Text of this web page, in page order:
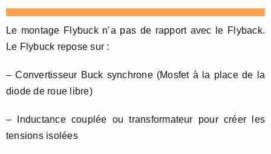
Le montage Flybuck n’a pas de rapport avec le Flyback.
Le Flybuck repose sur :
– Convertisseur Buck synchrone (Mosfet à la place de la
diode de roue libre)
– Inductance couplée ou transformateur pour créer les
tensions isolées